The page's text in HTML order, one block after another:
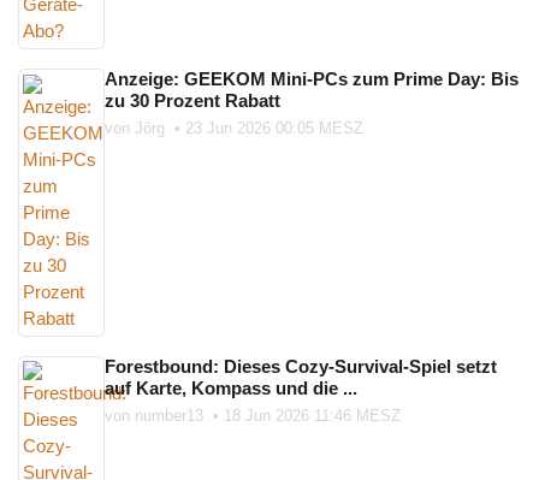
Anzeige: GEEKOM Mini-PCs zum Prime Day: Bis
zu 30 Prozent Rabatt
von Jörg • 23 Jun 2026 00:05 MESZ
Forestbound: Dieses Cozy-Survival-Spiel setzt
auf Karte, Kompass und die ...
von number13 • 18 Jun 2026 11:46 MESZ